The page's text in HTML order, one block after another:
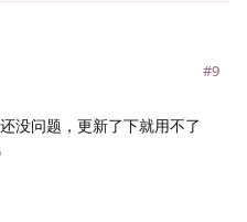
#9
没问题，更新了下就用不了